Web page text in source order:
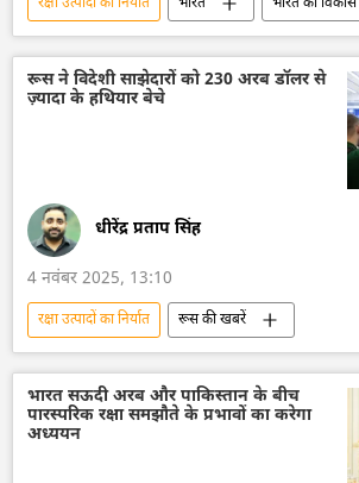
रक्षा उत्पादों का निर्यात भारत
भारत का विकास
निर्यात
वित्तीय प्रणाली
भारत-रूस संबंध
रूस
रूस का विकास
द्विपक्षीय रिश्ते
द्विपक्षीय व्यापार
रूस ने विदेशी साझेदारों को 230 अरब डॉलर से
ज़्यादा के हथियार बेचे
धीरेंद्र प्रताप सिंह
4 नवंबर 2025, 13:10
रक्षा उत्पादों का निर्यात
रूस की खबरें
रूस का विकास
रूस
मास्को
हथियारों की आपूर्ति
क्लस्टर हथियार
रूसी सैन्य तकनीक
भारत सऊदी अरब और पाकिस्तान के बीच
पारस्परिक रक्षा समझौते के प्रभावों का करेगा
अध्ययन